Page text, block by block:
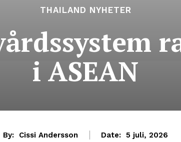
THAILAND NYHETER
i ASEAN
By: Cissi Andersson Date: 5 juli, 2026